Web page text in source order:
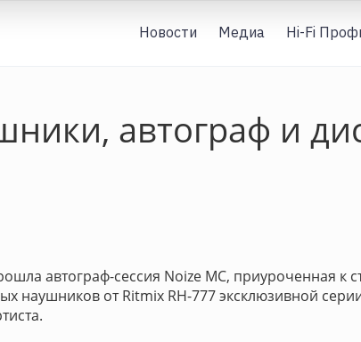
Новости Медиа Hi-Fi
автограф и
автограф-сессия Noize MC, приуроченная к
наушников от Ritmix RH-777 эксклюзивной